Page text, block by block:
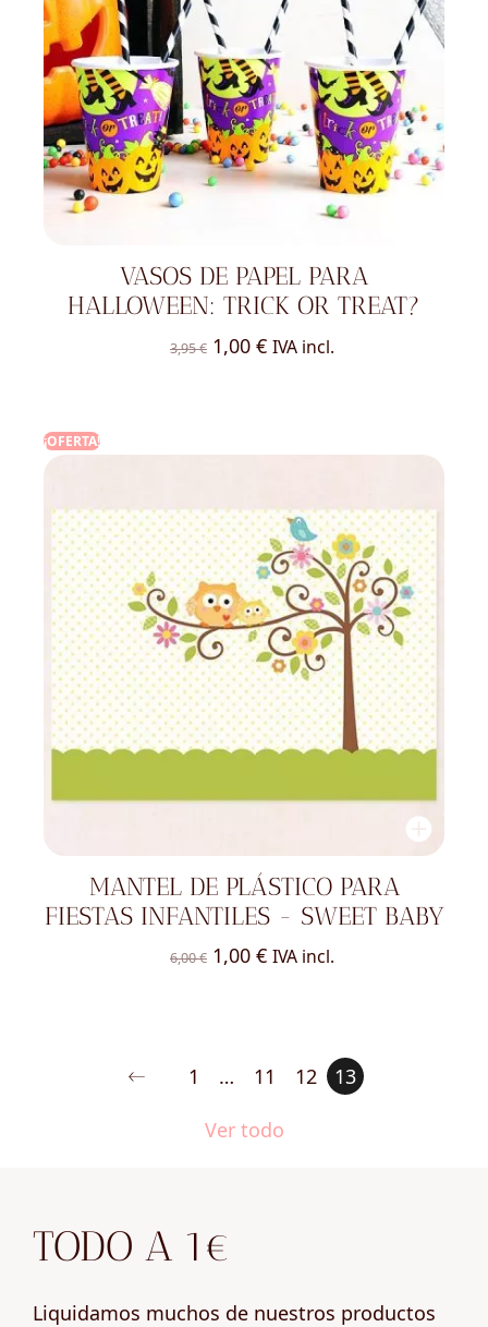
VASOS DE PAPEL PARA
HALLOWEEN: TRICK OR TREAT?
3,95€ El
1,00 €ElIVA incl.
¡OFERTA!
MANTEL DE PLÁSTICO PARA
FIESTAS INFANTILES - SWEET BABY
6,00€ El
6,00 €.
1,00 €El
1,00 €.
IVA incl.
1 … 11 12 13
Ver todo
TODO A 1€
Liquidamos muchos de nuestros productos